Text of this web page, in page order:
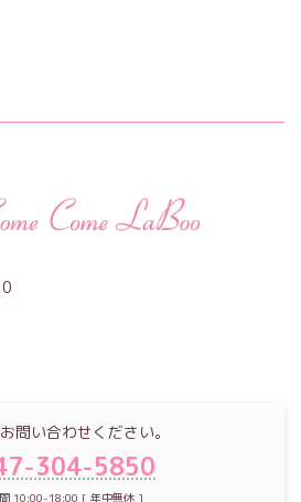
問い合わせください。
304-5850
10:00-18:00 [ 年中無休 ]